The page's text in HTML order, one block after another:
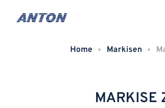
Home Markisen
MARKISE